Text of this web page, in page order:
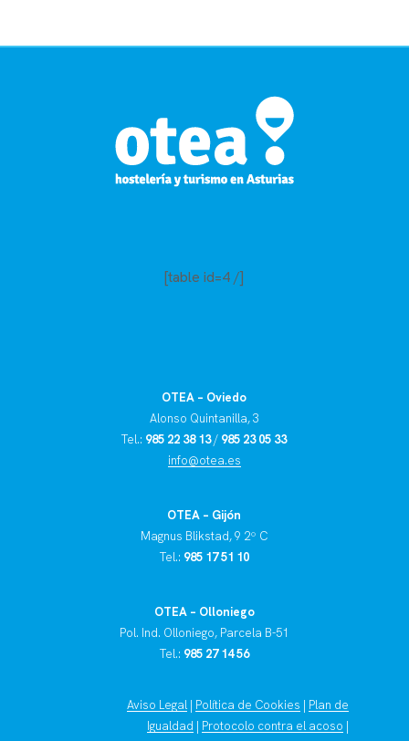
[table id=4 /]
OTEA – Oviedo
Alonso Quintanilla, 3
Tel.: 985 22 38 13/ 985 23 05 33
info@otea.es
OTEA – Gijón
Magnus Blikstad, 9 2º C
Tel.: 985 17 51 10
OTEA – Olloniego
Pol. Ind. Olloniego, Parcela B-51
Tel.: 985 27 14 56
Aviso Legal| Política de Cookies | Plan de
Igualdad | Protocolo contra el acoso |